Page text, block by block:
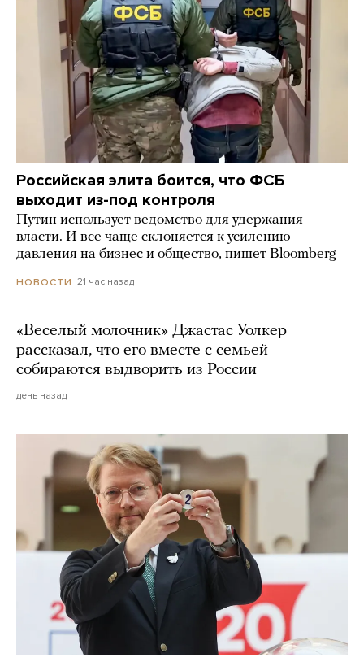
Российская элита боится, что ФСБ
выходит из-под контроля
Путин использует ведомство для удержания
власти. И все чаще склоняется к усилению
давления на бизнес и общество, пишет Bloomberg
НОВОСТИ 21 час назад
«Веселый молочник» Джастас Уолкер
рассказал, что его вместе с семьей
собираются выдворить из России
день назад